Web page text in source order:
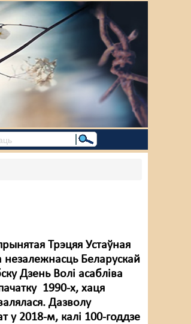
Трэцяя Устаўная
Беларускай
Дзень Волі асабліва
1990-х, хаця
Дазволу
у 2018-м, калі 100-годдзе